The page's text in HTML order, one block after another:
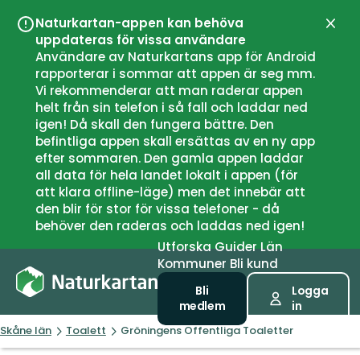
Naturkartan-appen kan behöva
uppdateras för vissa användare
Användare av Naturkartans app för Android
rapporterar i sommar att appen är seg mm.
Vi rekommenderar att man raderar appen
helt från sin telefon i så fall och laddar ned
igen! Då skall den fungera bättre. Den
befintliga appen skall ersättas av en ny app
efter sommaren. Den gamla appen laddar
all data för hela landet lokalt i appen (för
att klara offline-läge) men det innebär att
den blir för stor för vissa telefoner - då
behöver den raderas och laddas ned igen!
UtforskaGuiderLän
Kommuner Bli kund
Bli
medlem
Logga
in
Skåne län Toalett Gröningens Offentliga Toaletter